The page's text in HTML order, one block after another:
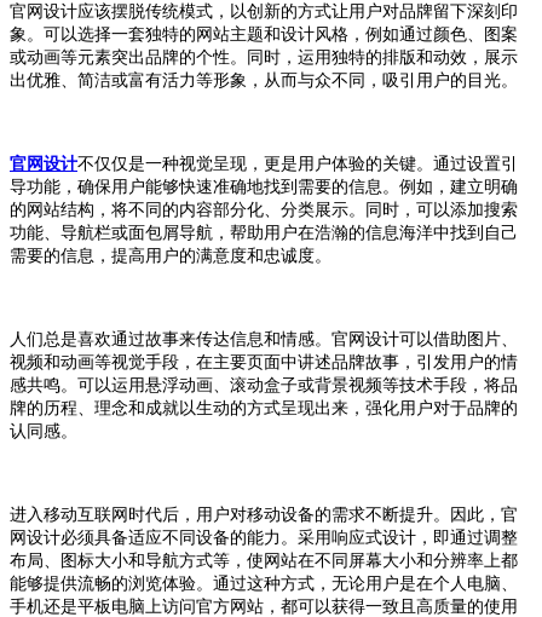
官网设计应该摆脱传统模式，以创新的方式让用户对品牌留下深刻印
象。可以选择一套独特的网站主题和设计风格，例如通过颜色、图案
或动画等元素突出品牌的个性。同时，运用独特的排版和动效，展示
出优雅、简洁或富有活力等形象，从而与众不同，吸引用户的目光。
官网设计不仅仅是一种视觉呈现，更是用户体验的关键。通过设置引
导功能，确保用户能够快速准确地找到需要的信息。例如，建立明确
的网站结构，将不同的内容部分化、分类展示。同时，可以添加搜索
功能、导航栏或面包屑导航，帮助用户在浩瀚的信息海洋中找到自己
需要的信息，提高用户的满意度和忠诚度。
人们总是喜欢通过故事来传达信息和情感。官网设计可以借助图片、
视频和动画等视觉手段，在主要页面中讲述品牌故事，引发用户的情
感共鸣。可以运用悬浮动画、滚动盒子或背景视频等技术手段，将品
牌的历程、理念和成就以生动的方式呈现出来，强化用户对于品牌的
认同感。
进入移动互联网时代后，用户对移动设备的需求不断提升。因此，官
网设计必须具备适应不同设备的能力。采用响应式设计，即通过调整
布局、图标大小和导航方式等，使网站在不同屏幕大小和分辨率上都
能够提供流畅的浏览体验。通过这种方式，无论用户是在个人电脑、
手机还是平板电脑上访问官方网站，都可以获得一致且高质量的使用